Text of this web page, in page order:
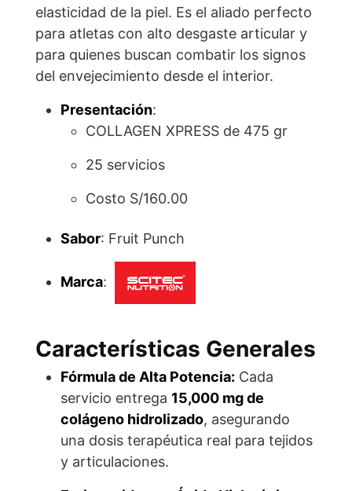
elasticidad de la piel. Es el aliado perfecto
para atletas con alto desgaste articular y
para quienes buscan combatir los signos
del envejecimiento desde el interior.
Presentación:
COLLAGEN XPRESS de 475 gr
25 servicios
Costo S/160.00
Sabor: Fruit Punch
Marca:
Características Generales
Fórmula de Alta Potencia: Cada
servicio entrega 15,000 mg de
colágeno hidrolizado, asegurando
una dosis terapéutica real para tejidos
y articulaciones.